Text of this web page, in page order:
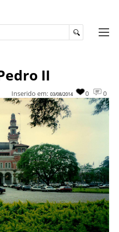
II
0
0
Inserido em: 03/08/2014